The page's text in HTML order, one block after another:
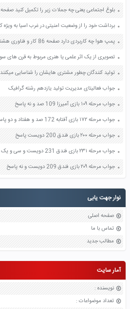
نوار جهت یابی
صفحه اصلی
تماس با ما
مطالب جدید
آمار سایت
نویسنده :
تعداد موضواعات :
بلوغ اجتماعی یعنی چه جملات زیر را تکمیل کنید صفحه 9 تفکر و سبک زندگی پسران هشتم
پمپ هوا چه کاربردی دارد صفحه 86 کار و فناوری هشتم
تولید کنندگان چطور مشتری هایشان را شناسایی میکنند
جواب فعالیتای مدیریت تولید یازدهم رشته گرافیک
جواب مرحله ۱۰۹ بازی آمیرزا 109 صد و نه پاسخ
جواب مرحله ۱۷۲ بازی آفتابه 172 صد و هفتاد و دو پاسخ
جواب مرحله ۲۰۰ بازی فندق 200 دویست پاسخ
جواب مرحله ۲۳۱ بازی فندق 231 دویست و سی و یک پاسخ
جواب مرحله ۲۰۹ بازی فندق 209 دویست و نه پاسخ